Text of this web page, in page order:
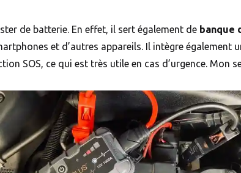
de batterie. En effet, il sert également de banque
et d’autres appareils. Il intègre également
SOS, ce qui est très utile en cas d’urgence. Mon